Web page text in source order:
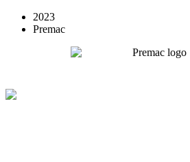
2023
Premac